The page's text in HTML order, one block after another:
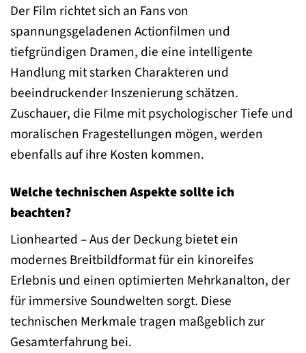
Der Film richtet sich an Fans von
spannungsgeladenen Actionfilmen und
tiefgründigen Dramen, die eine intelligente
Handlung mit starken Charakteren und
beeindruckender Inszenierung schätzen.
Zuschauer, die Filme mit psychologischer Tiefe und
moralischen Fragestellungen mögen, werden
ebenfalls auf ihre Kosten kommen.
Welche technischen Aspekte sollte ich
beachten?
Lionhearted – Aus der Deckung bietet ein
modernes Breitbildformat für ein kinoreifes
Erlebnis und einen optimierten Mehrkanalton, der
für immersive Soundwelten sorgt. Diese
technischen Merkmale tragen maßgeblich zur
Gesamterfahrung bei.